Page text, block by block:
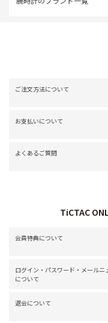
ご注文方法について
お支払いについて
よくあるご質問
TiCTAC
会員特典について
ログイン・パスワード・メールニ
について
退会について